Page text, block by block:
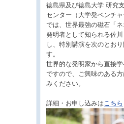
徳島県及び徳島大学 研究
センター（大学発ベンチャ
では、世界最強の磁石「
発明者として知られる佐
し、特別講演を次のとお
す。
世界的な発明家から直接
ですので、ご興味のある
みください。
詳細・お申し込みはこちら